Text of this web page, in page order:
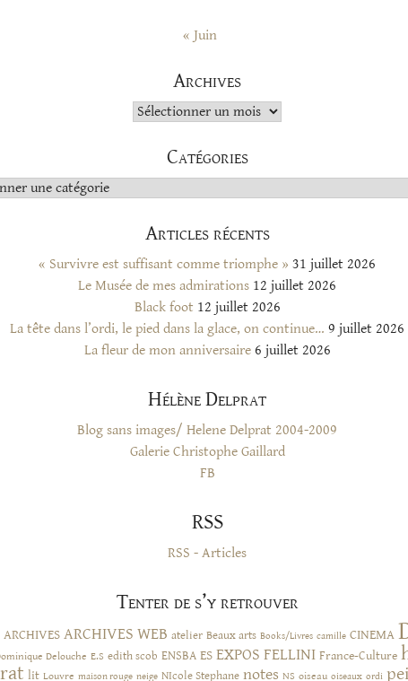
« Juin
Archives
Archives
Catégories
Articles récents
« Survivre est suffisant comme triomphe » 31 juillet 2026
Le Musée de mes admirations 12 juillet 2026
Black foot 12 juillet 2026
La tête dans l’ordi, le pied dans la glace, on continue… 9 juillet 2026
La fleur de mon anniversaire 6 juillet 2026
Hélène Delprat
Blog sans images/ Helene Delprat 2004-2009
Galerie Christophe Gaillard
FB
RSS
RSS - Articles
Tenter de s’y retrouver
ARCHIVES ARCHIVES WEB atelier Beaux arts Books/Livres camille CINEMA
Delouche E.S edith scob ENSBA ES EXPOS FELLINI France-Culture
lit Louvre maison rouge neige NIcole Stephane notes NS oiseau oiseaux ordi